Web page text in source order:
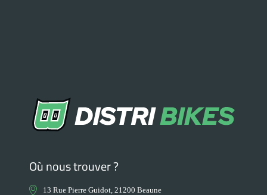
Où nous trouver ?
13 Rue Pierre Guidot, 21200 Beaune